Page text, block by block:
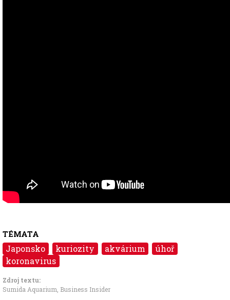
TÉMATA
Japonsko kuriozity akvárium
úhoř
koronavirus
Zdroj textu:
Sumida Aquarium, Business Insider